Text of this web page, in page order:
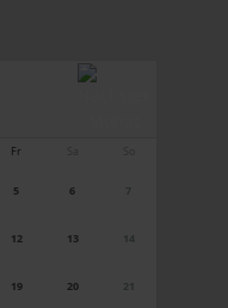
Fr
5 6 7
12 13 14
19 20 21